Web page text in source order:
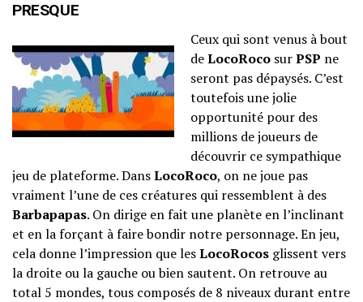
PRESQUE
Ceux qui sont venus à bout
deLocoRoco surPSP ne
seront pas dépaysés. C’est
toutefois une jolie
opportunité pour des
millions de joueurs de
découvrir ce sympathique
jeu de plateforme. DansLocoRoco, on ne joue pas
vraiment l’une de ces créatures qui ressemblent à des
Barbapapas. On dirige en fait une planète en l’inclinant
et en la forçant à faire bondir notre personnage. En jeu,
cela donne l’impression que lesLocoRocos glissent vers
la droite ou la gauche ou bien sautent. On retrouve au
total 5 mondes, tous composés de 8 niveaux durant entre